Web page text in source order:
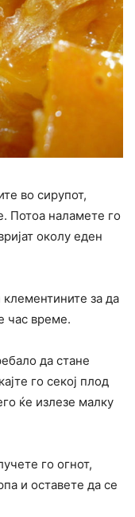
во сирупот,
Потоа наламете го
околу еден
клементините за да
час време.
да стане
го секој плод
ќе излезе малку
го огнот,
и оставете да се